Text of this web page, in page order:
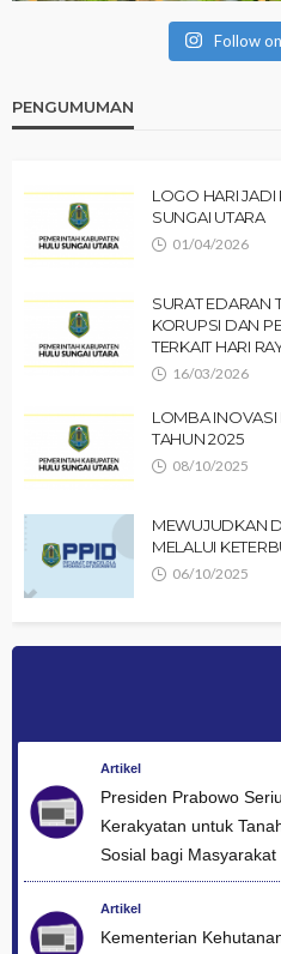
Follow
PENGUMUMAN
LOGO HARI JADI
SUNGAI UTARA
01/04/2026
SURAT EDARAN
KORUPSI DAN
TERKAIT HARI
16/03/2026
LOMBA INOVASI
TAHUN 2025
08/10/2025
MEWUJUDKAN
MELALUI
06/10/2025
Artikel
Presiden Prabowo
Kerakyatan untuk
Sosial bagi Masyarakat
Artikel
Kementerian